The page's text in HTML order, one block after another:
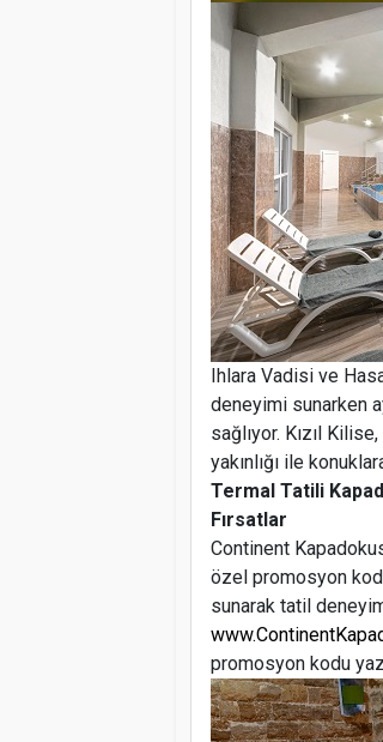
Ihlara Vadisi ve
deneyimi sunarken
sağlıyor. Kızıl
yakınlığı ile
Termal Tatili
Fırsatlar
Continent
özel promosyon
sunarak tatil
promosyon kodu